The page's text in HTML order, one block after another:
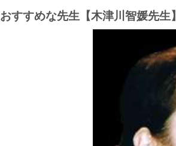
おすすめな先生【木津川智媛先生】